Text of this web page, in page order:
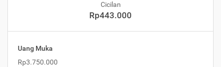
Cicilan
Rp443.000
Uang Muka
Rp3.750.000